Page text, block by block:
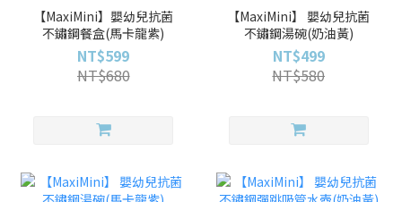
【MaxiMini】嬰幼兒抗菌
不鏽鋼餐盒(馬卡龍紫)
NT$599
NT$680
【MaxiMini】 嬰幼兒抗菌
不鏽鋼湯碗(奶油黃)
NT$499
NT$580